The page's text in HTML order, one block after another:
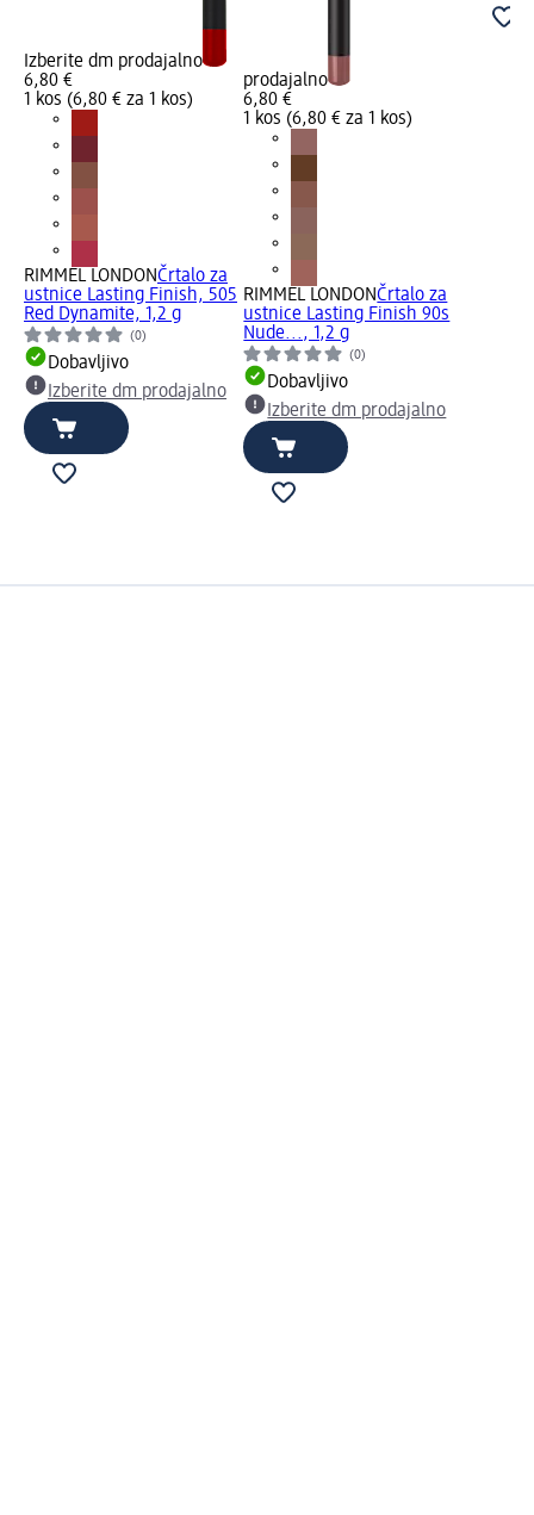
Izberite dm prodajalno
6,80 €
1 kos (6,80 € za 1 kos)
RIMMEL LONDONČrtalo za
ustnice Lasting Finish, 505
Red Dynamite, 1,2 g
(0)
Dobavljivo
Izberite dm prodajalno
prodajalno
6,80 €
1 kos (6,80 € za 1 kos)
RIMMEL LONDONČrtalo za
ustnice Lasting Finish 90s
Nude..., 1,2 g
(0)
Dobavljivo
Izberite dm prodajalno